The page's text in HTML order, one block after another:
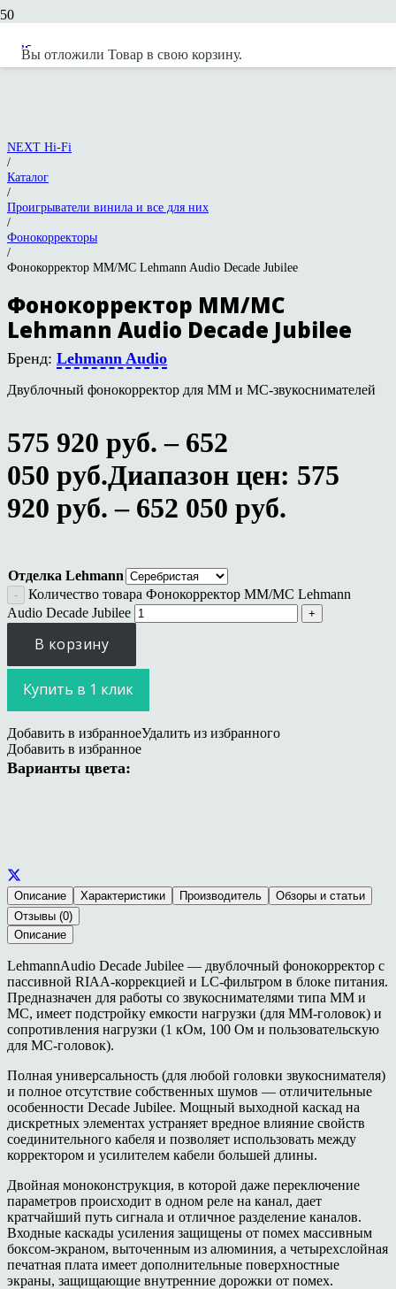
Вы отложили Товар в свою корзину.
NEXT Hi-Fi
/
Каталог
/
Проигрыватели винила и все для них
/
Фонокорректоры
/
Фонокорректор MM/MC Lehmann Audio Decade Jubilee
Фонокорректор MM/MC
Lehmann Audio Decade Jubilee
Бренд: Lehmann Audio
Двублочный фонокорректор для MM и MC-звукоснимателей
575 920 руб. – 652
050 руб.Диапазон цен: 575
920 руб. – 652 050 руб.
Отделка Lehmann
Количество товара Фонокорректор MM/MC Lehmann
Audio Decade Jubilee
В корзину
Купить в 1 клик
Добавить в избранноеУдалить из избранного
Добавить в избранное
Варианты цвета:
Описание Характеристики Производитель
Обзоры и статьи
Отзывы (0)
Описание
LehmannAudio Decade Jubilee — двублочный фонокорректор с
пассивной RIAA-коррекцией и LC-фильтром в блоке питания.
Предназначен для работы со звукоснимателями типа ММ и
МС, имеет подстройку емкости нагрузки (для ММ-головок) и
сопротивления нагрузки (1 кОм, 100 Ом и пользовательскую
для МС-головок).
Полная универсальность (для любой головки звукоснимателя)
и полное отсутствие собственных шумов — отличительные
особенности Decade Jubilee. Мощный выходной каскад на
дискретных элементах устраняет вредное влияние свойств
соединительного кабеля и позволяет использовать между
корректором и усилителем кабели большей длины.
Двойная моноконструкция, в которой даже переключение
параметров происходит в одном реле на канал, дает
кратчайший путь сигнала и отличное разделение каналов.
Входные каскады усиления защищены от помех массивным
боксом-экраном, выточенным из алюминия, а четырехслойная
печатная плата имеет дополнительные поверхностные
экраны, защищающие внутренние дорожки от помех.